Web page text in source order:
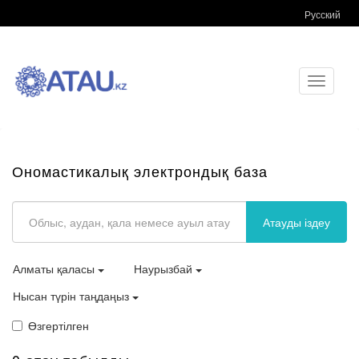
Русский
Toggle
Ономастикалық электрондық база
Атауды іздеу
Алматы қаласы
Наурызбай
Нысан түрін таңдаңыз
Өзгертілген